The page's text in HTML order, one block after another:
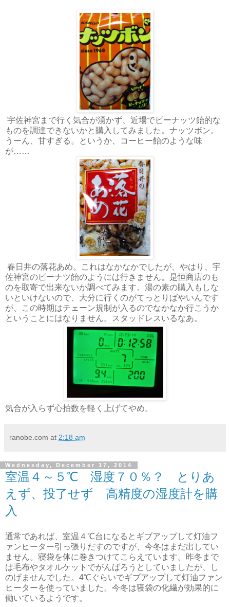
宇佐神宮まで行く気合が湧かず、近場でピーナッツ飴的な
ものを調達できないかと購入してみました。ナッツボン。
うーん、甘すぎる。というか、コーヒー飴のような味
が……
春日井の落花あめ。これはなかなかでしたが、やはり、宇
佐神宮のピーナツ飴のようには行きません。是恒商店のも
のを取寄で出来ないか調べてみます。湯の素の購入もしな
いといけないので、大分に行くのがてっとりばやいんです
が、この時期はチェーン規制が入るのでなかなか行こうか
ということにはなりません。スタッドレスいるなあ。
気合が入らず心拍数を軽く上げてやめ。
ranobe.com at 2:18 am
Wednesday, December 17, 2014
室温４～５℃ 湿度７０％？ とりあ
えず、投了せず 高精度の湿度計を購
入
通常であれば、室温４℃台になるとギブアップして灯油フ
ァンヒーター引っ張りだすのですが、今冬はまだ出してい
ません。寝袋を体に巻きつけてこらえています。昨冬まで
は毛布やタオルケットでがんばろうとしていましたが、し
のげませんでした。4℃ぐらいでギブアップして灯油ファン
ヒーターを使っていました。今冬は寝袋の化繊が効果的に
働いているようです。